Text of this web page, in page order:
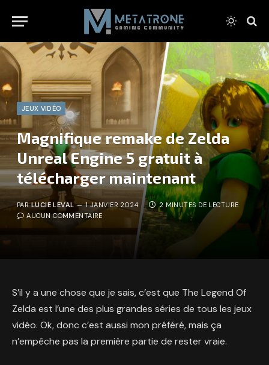
JEUX VIDÉO
Magnifique remake de Zelda
Unreal Engine 5 gratuit à
télécharger maintenant
PAR LUCIE LEVAL 1 JANVIER 2024
2 MINUTES DE LECTURE
AUCUN COMMENTAIRE
S’il y a une chose que je sais, c’est que The Legend Of
Zelda est l’une des plus grandes séries de tous les jeux
vidéo. Ok, donc c’est aussi mon préféré, mais ça
n’empêche pas la première partie de rester vraie.